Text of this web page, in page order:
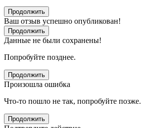
Продолжить
Ваш отзыв успешно опубликован!
Продолжить
Данные не были сохранены!
Попробуйте позднее.
Продолжить
Произошла ошибка
Что-то пошло не так, попробуйте позже.
Продолжить